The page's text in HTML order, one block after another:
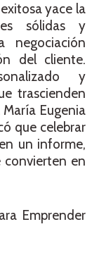
yace la
sólidas y
negociación
del cliente.
y
trascienden
Eugenia
que celebrar
un informe,
convierten en
Emprender